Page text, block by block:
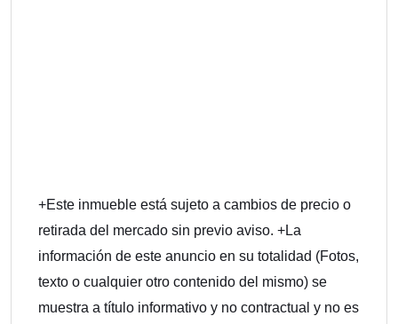
+Este inmueble está sujeto a cambios de precio o
retirada del mercado sin previo aviso. +La
información de este anuncio en su totalidad (Fotos,
texto o cualquier otro contenido del mismo) se
muestra a título informativo y no contractual y no es